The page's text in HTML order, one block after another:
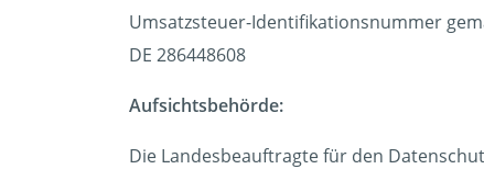
Umsatzsteuer-Identifikationsnummer
DE 286448608
Aufsichtsbehörde:
Die Landesbeauftragte für den